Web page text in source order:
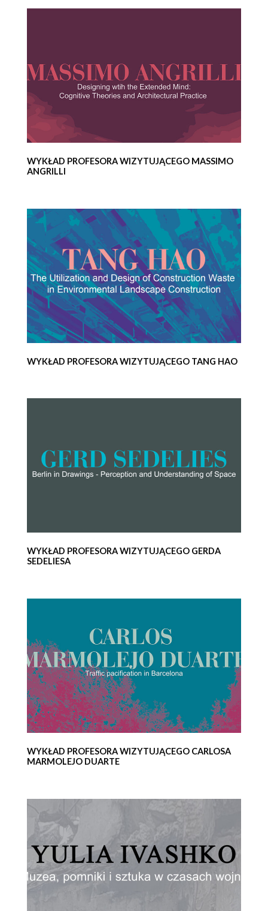
WYKŁAD PROFESORA WIZYTUJĄCEGO MASSIMO
ANGRILLI
WYKŁAD PROFESORA WIZYTUJĄCEGO TANG HAO
WYKŁAD PROFESORA WIZYTUJĄCEGO GERDA
SEDELIESA
WYKŁAD PROFESORA WIZYTUJĄCEGO CARLOSA
MARMOLEJO DUARTE